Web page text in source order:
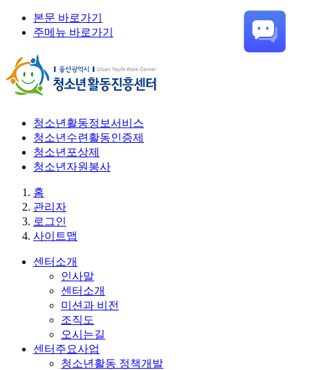
본문 바로가기
주메뉴 바로가기
청소년활동정보서비스
청소년수련활동인증제
청소년포상제
청소년자원봉사
홈
관리자
로그인
사이트맵
센터소개
인사말
센터소개
미션과 비전
조직도
오시는길
센터주요사업
청소년활동 정책개발